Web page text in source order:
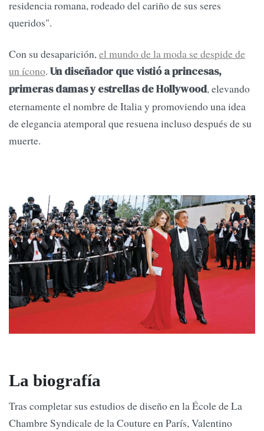
residencia romana, rodeado del cariño de sus seres
queridos".
Con su desaparición,el mundo de la moda se despide de
un ícono. Un diseñador que vistió a princesas,
primeras damas y estrellas de Hollywood, elevando
eternamente el nombre de Italia y promoviendo una idea
de elegancia atemporal que resuena incluso después de su
muerte.
La biografía
Tras completar sus estudios de diseño en la École de La
Chambre Syndicale de la Couture en París, Valentino